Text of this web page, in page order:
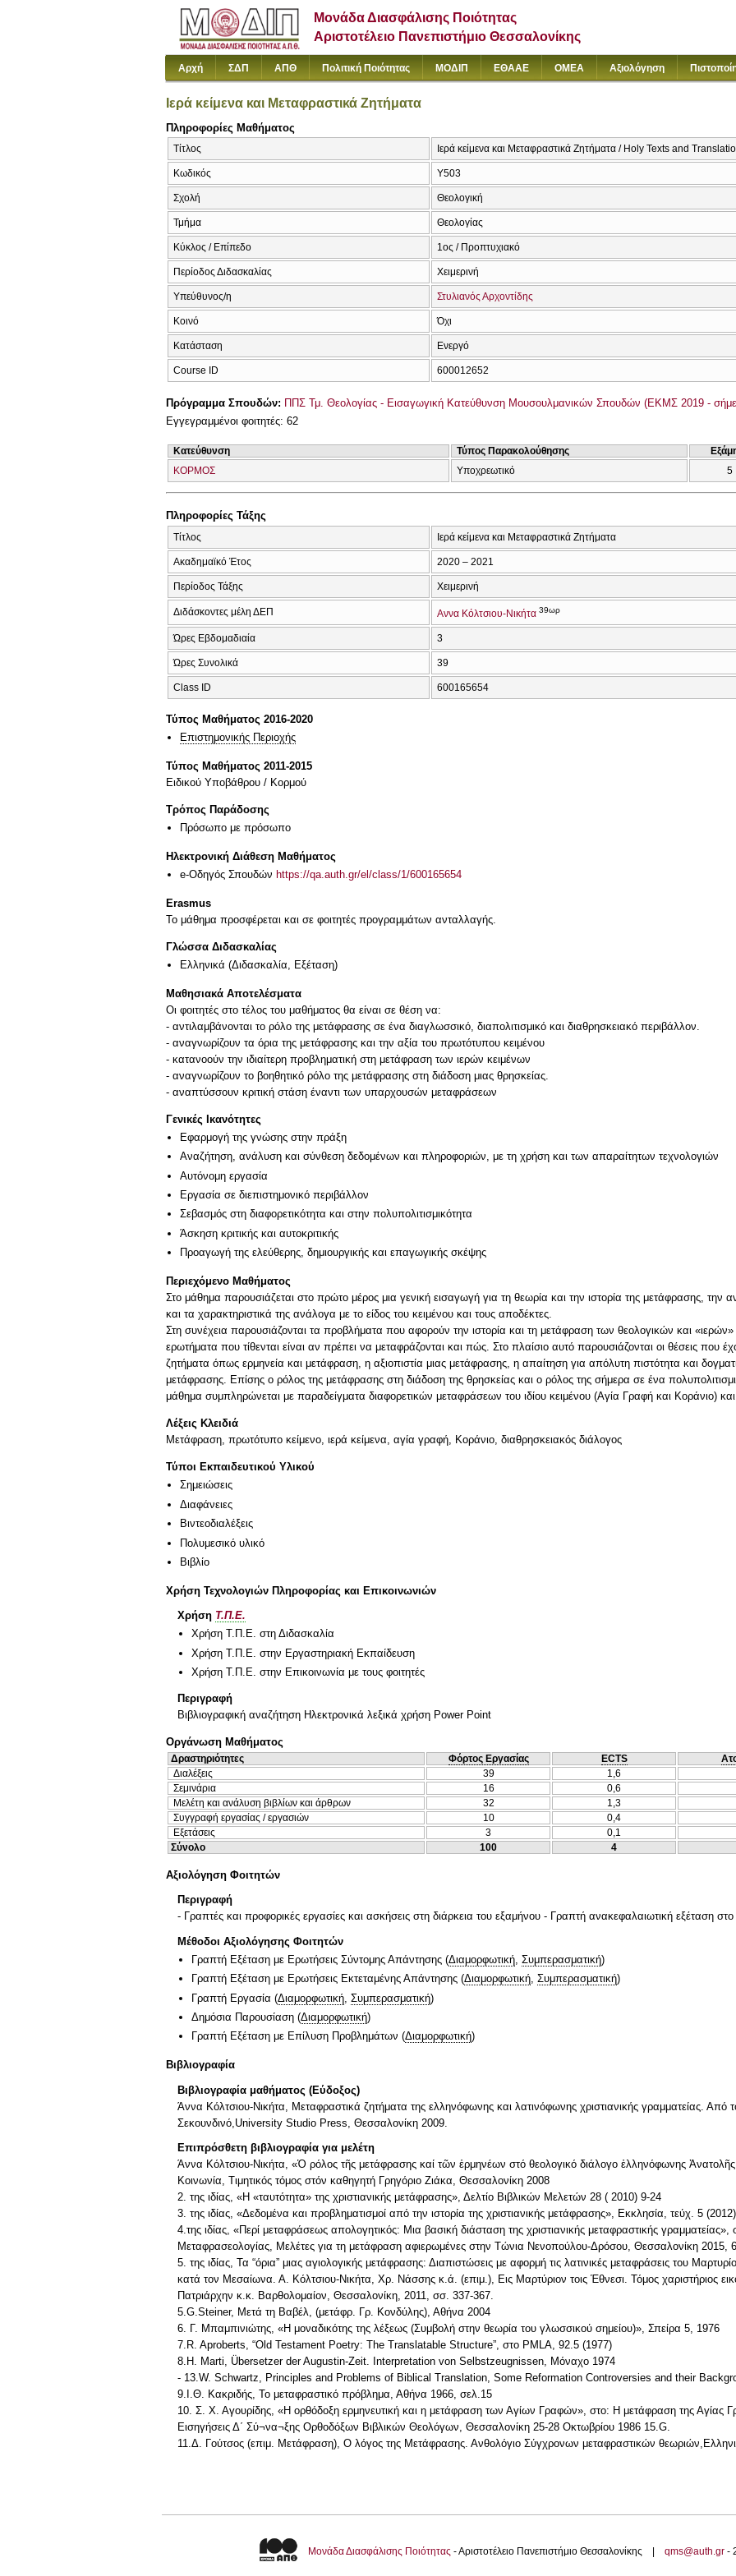
Μονάδα Διασφάλισης Ποιότητας
Αριστοτέλειο Πανεπιστήμιο Θεσσαλονίκης
Αρχή ΣΔΠ ΑΠΘ Πολιτική Ποιότητας ΜΟΔΙΠ ΕΘΑΑΕ ΟΜΕΑ Αξιολόγηση
Ιερά κείμενα και Μεταφραστικά Ζητήματα
Πληροφορίες Μαθήματος
Τίτλος Ιερά κείμενα και Μεταφραστικά Ζητήματα / Holy Texts and
Κωδικός Υ503
Σχολή Θεολογική
Τμήμα Θεολογίας
Κύκλος / Επίπεδο 1ος / Προπτυχιακό
Περίοδος Διδασκαλίας Χειμερινή
Υπεύθυνος/η Στυλιανός Αρχοντίδης
Κοινό Όχι
Κατάσταση Ενεργό
Course ID 600012652
Πρόγραμμα Σπουδών: ΠΠΣ Τμ. Θεολογίας - Εισαγωγική Κατεύθυνση Μουσουλμανικών Σπουδών (ΕΚΜΣ 2019 -
Εγγεγραμμένοι φοιτητές: 62
Κατεύθυνση Τύπος Παρακολούθησης
ΚΟΡΜΟΣ
Υποχρεωτικό 5
Πληροφορίες Τάξης
Τίτλος Ιερά κείμενα και Μεταφραστικά Ζητήματα
Ακαδημαϊκό Έτος 2020 – 2021
Περίοδος Τάξης Χειμερινή
Διδάσκοντες μέλη ΔΕΠ Αννα Κόλτσιου-Νικήτα 39ωρ
Ώρες Εβδομαδιαία 3
Ώρες Συνολικά 39
Class ID 600165654
Τύπος Μαθήματος 2016-2020
Επιστημονικής Περιοχής
Τύπος Μαθήματος 2011-2015
Ειδικού Υποβάθρου / Κορμού
Τρόπος Παράδοσης
Πρόσωπο με πρόσωπο
Ηλεκτρονική Διάθεση Μαθήματος
e-Οδηγός Σπουδών https://qa.auth.gr/el/class/1/600165654
Erasmus
Το μάθημα προσφέρεται και σε φοιτητές προγραμμάτων ανταλλαγής.
Γλώσσα Διδασκαλίας
Ελληνικά (Διδασκαλία, Εξέταση)
Μαθησιακά Αποτελέσματα
Οι φοιτητές στο τέλος του μαθήματος θα είναι σε θέση να:
- αντιλαμβάνονται το ρόλο της μετάφρασης σε ένα διαγλωσσικό, διαπολιτισμικό και διαθρησκειακό περιβάλλον.
- αναγνωρίζουν τα όρια της μετάφρασης και την αξία του πρωτότυπου κειμένου
- κατανοούν την ιδιαίτερη προβληματική στη μετάφραση των ιερών κειμένων
- αναγνωρίζουν το βοηθητικό ρόλο της μετάφρασης στη διάδοση μιας θρησκείας.
Γενικές Ικανότητες
Εφαρμογή της γνώσης στην πράξη
Αναζήτηση, ανάλυση και σύνθεση δεδομένων και πληροφοριών, με τη χρήση και των απαραίτητων τεχνολογιών
Αυτόνομη εργασία
Εργασία σε διεπιστημονικό περιβάλλον
Σεβασμός στη διαφορετικότητα και στην πολυπολιτισμικότητα
Άσκηση κριτικής και αυτοκριτικής
Προαγωγή της ελεύθερης, δημιουργικής και επαγωγικής σκέψης
Περιεχόμενο Μαθήματος
Στο μάθημα παρουσιάζεται στο πρώτο μέρος μια γενική εισαγωγή για τη θεωρία και την ιστορία της μετάφρασης, την
και τα χαρακτηριστικά της ανάλογα με το είδος του κειμένου και τους αποδέκτες.
Στη συνέχεια παρουσιάζονται τα προβλήματα που αφορούν την ιστορία και τη μετάφραση των θεολογικών και
ερωτήματα που τίθενται είναι αν πρέπει να μεταφράζονται και πώς. Στο πλαίσιο αυτό παρουσιάζονται οι θέσεις που
ζητήματα όπως ερμηνεία και μετάφραση, η αξιοπιστία μιας μετάφρασης, η απαίτηση για απόλυτη πιστότητα και
μετάφρασης. Επίσης ο ρόλος της μετάφρασης στη διάδοση της θρησκείας και ο ρόλος της σήμερα σε ένα
Λέξεις Κλειδιά
Μετάφραση, πρωτότυπο κείμενο, ιερά κείμενα, αγία γραφή, Κοράνιο, διαθρησκειακός διάλογος
Τύποι Εκπαιδευτικού Υλικού
Σημειώσεις
Διαφάνειες
Βιντεοδιαλέξεις
Πολυμεσικό υλικό
Βιβλίο
Χρήση Τεχνολογιών Πληροφορίας και Επικοινωνιών
Χρήση Τ.Π.Ε.
Χρήση Τ.Π.Ε. στη Διδασκαλία
Χρήση Τ.Π.Ε. στην Εργαστηριακή Εκπαίδευση
Χρήση Τ.Π.Ε. στην Επικοινωνία με τους φοιτητές
Περιγραφή
Βιβλιογραφική αναζήτηση Ηλεκτρονικά λεξικά χρήση Power Point
Οργάνωση Μαθήματος
Δραστηριότητες Φόρτος Εργασίας ECTS
Διαλέξεις
39 1,6
Σεμινάρια
16 0,6
Μελέτη και ανάλυση βιβλίων και άρθρων
32 1,3
Συγγραφή εργασίας / εργασιών
10 0,4
Εξετάσεις
3 0,1
Σύνολο
100 4
Αξιολόγηση Φοιτητών
Περιγραφή
- Γραπτές και προφορικές εργασίες και ασκήσεις στη διάρκεια του εξαμήνου - Γραπτή ανακεφαλαιωτική εξέταση
Μέθοδοι Αξιολόγησης Φοιτητών
Γραπτή Εξέταση με Ερωτήσεις Σύντομης Απάντησης (Διαμορφωτική Συμπερασματική)
Γραπτή Εξέταση με Ερωτήσεις Εκτεταμένης Απάντησης (Διαμορφωτική, Συμπερασματική)
Γραπτή Εργασία (Διαμορφωτική Συμπερασματική)
Δημόσια Παρουσίαση (Διαμορφωτική)
Γραπτή Εξέταση με Επίλυση Προβλημάτων (Διαμορφωτική)
Βιβλιογραφία
Βιβλιογραφία μαθήματος (Εύδοξος)
Άννα Κόλτσιου-Νικήτα, Μεταφραστικά ζητήματα της ελληνόφωνης και λατινόφωνης χριστιανικής γραμματείας.
Σεκουνδινό,University Studio Press, Θεσσαλονίκη 2009.
Επιπρόσθετη βιβλιογραφία για μελέτη
Άννα Κόλτσιου-Νικήτα, «Ὁ ρόλος τῆς μετάφρασης καί τῶν ἑρμηνέων στό θεολογικό διάλογο ἑλληνόφωνης
Κοινωνία, Τιμητικός τόμος στόν καθηγητή Γρηγόριο Ζιάκα, Θεσσαλονίκη 2008
2. της ιδίας, «Η «ταυτότητα» της χριστιανικής μετάφρασης», Δελτίο Βιβλικών Μελετών 28 ( 2010) 9-24
3. της ιδίας, «Δεδομένα και προβληματισμοί από την ιστορία της χριστιανικής μετάφρασης», Εκκλησία, τεύχ. 5
4.της ιδίας, «Περί μεταφράσεως απολογητικός: Μια βασική διάσταση της χριστιανικής μεταφραστικής
Μεταφρασεολογίας, Μελέτες για τη μετάφραση αφιερωμένες στην Τώνια Νενοπούλου-Δρόσου, Θεσσαλονίκη 2015,
5. της ιδίας, Τα “όρια” μιας αγιολογικής μετάφρασης: Διαπιστώσεις με αφορμή τις λατινικές μεταφράσεις του
κατά τον Μεσαίωνα. Α. Κόλτσιου-Νικήτα, Χρ. Νάσσης κ.ά. (επιμ.), Εις Μαρτύριον τοις Έθνεσι. Τόμος χαριστήριος
Πατριάρχην κ.κ. Βαρθολομαίον, Θεσσαλονίκη, 2011, σσ. 337-367.
5.G.Steiner, Μετά τη Βαβέλ, (μετάφρ. Γρ. Κονδύλης), Αθήνα 2004
6. Γ. Μπαμπινιώτης, «Η μοναδικότης της λέξεως (Συμβολή στην θεωρία του γλωσσικού σημείου)», Σπείρα 5, 1976
7.R. Aproberts, “Old Testament Poetry: The Translatable Structure”, στο PMLA, 92.5 (1977)
8.H. Marti, Übersetzer der Augustin-Zeit. Interpretation von Selbstzeugnissen, Μόναχο 1974
- 13.W. Schwartz, Principles and Problems of Biblical Translation, Some Reformation Controversies and their
9.Ι.Θ. Κακριδής, Το μεταφραστικό πρόβλημα, Αθήνα 1966, σελ.15
10. Σ. Χ. Αγουρίδης, «Η ορθόδοξη ερμηνευτική και η μετάφραση των Αγίων Γραφών», στο: Η μετάφραση της Αγίας
Εισηγήσεις Δ΄ Σύ¬να¬ξης Ορθοδόξων Βιβλικών Θεολόγων, Θεσσαλονίκη 25-28 Οκτωβρίου 1986 15.G.
11.Δ. Γούτσος (επιμ. Μετάφραση), Ο λόγος της Μετάφρασης. Ανθολόγιο Σύγχρονων μεταφραστικών
Μονάδα Διασφάλισης Ποιότητας - Αριστοτέλειο Πανεπιστήμιο Θεσσαλονίκης | qms@auth.gr -